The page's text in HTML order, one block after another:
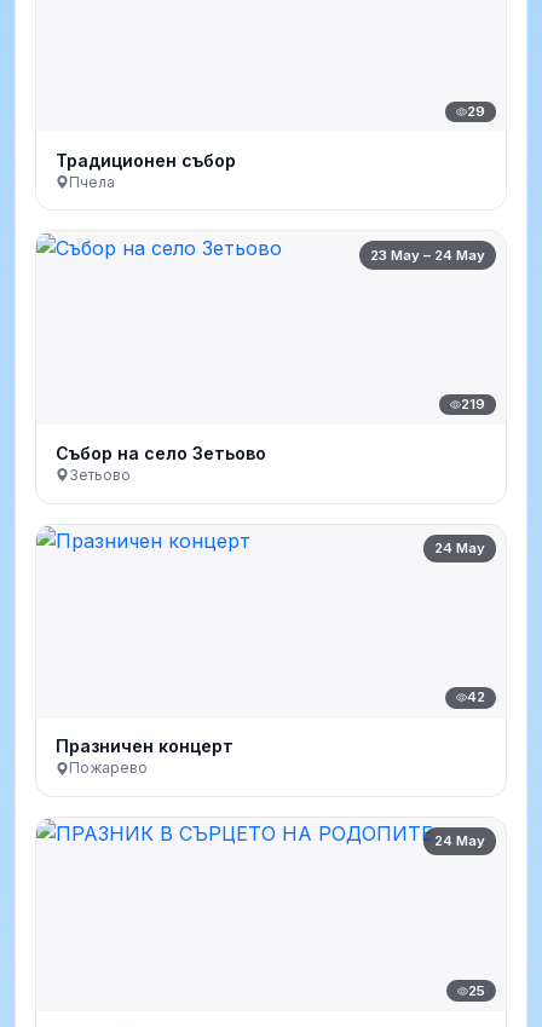
29
Традиционен събор
Пчела
23 May – 24 May
219
Събор на село Зетьово
Зетьово
24 May
42
Празничен концерт
Пожарево
24 May
25